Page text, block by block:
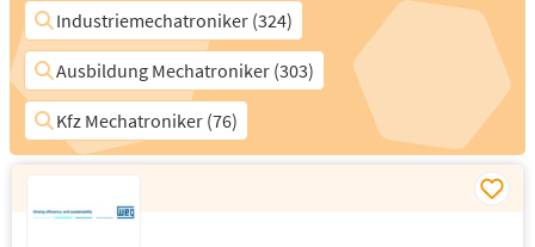
Industriemechatroniker (324)
Ausbildung Mechatroniker (303)
Kfz Mechatroniker (76)